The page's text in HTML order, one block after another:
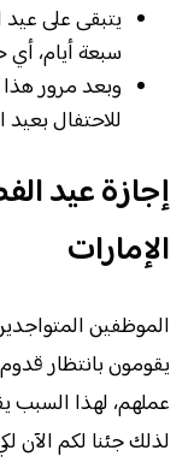
يتبقى على عيد
سبعة أيام، أي
وبعد مرور هذا
للاحتفال بعيد
إجازة عيد
الإمارات
الموظفين
يقومون بانتظار
عملهم، لهذا السبب
لذلك جئنا لكم الآن